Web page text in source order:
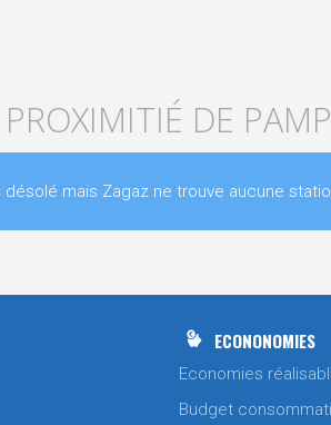
DE
mais Zagaz ne trouve aucune
ECONONOMIES
Economies
Budget